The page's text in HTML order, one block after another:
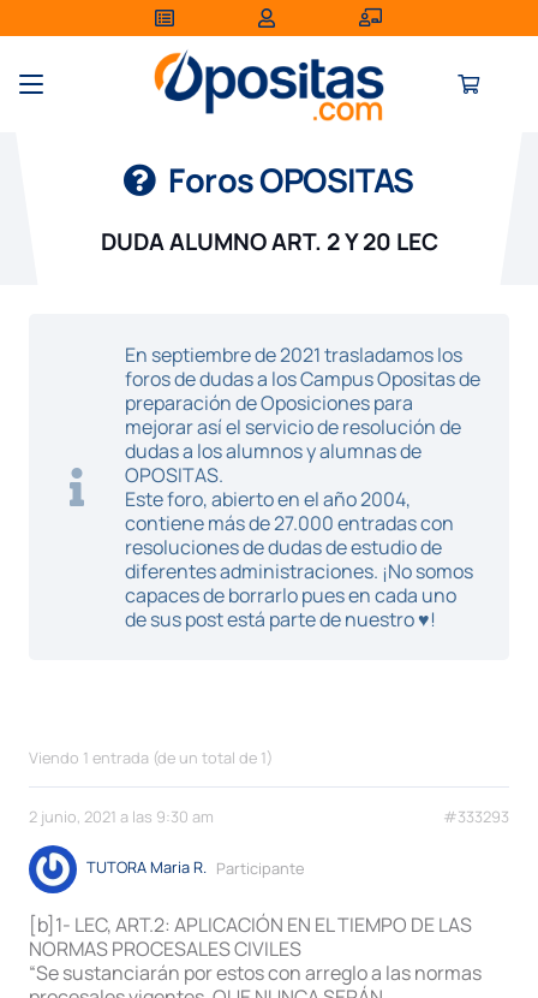
Foros OPOSITAS
DUDA ALUMNO ART. 2 Y 20 LEC
En septiembre de 2021 trasladamos los
foros de dudas a los Campus Opositas de
preparación de Oposiciones para
mejorar así el servicio de resolución de
dudas a los alumnos y alumnas de
OPOSITAS.
Este foro, abierto en el año 2004,
contiene más de 27.000 entradas con
resoluciones de dudas de estudio de
diferentes administraciones. ¡No somos
capaces de borrarlo pues en cada uno
de sus post está parte de nuestro ♥!
Viendo 1 entrada (de un total de 1)
2 junio, 2021 a las 9:30 am #333293
TUTORA Maria R. Participante
[b]1- LEC, ART.2: APLICACIÓN EN EL TIEMPO DE LAS
NORMAS PROCESALES CIVILES
“Se sustanciarán por estos con arreglo a las normas